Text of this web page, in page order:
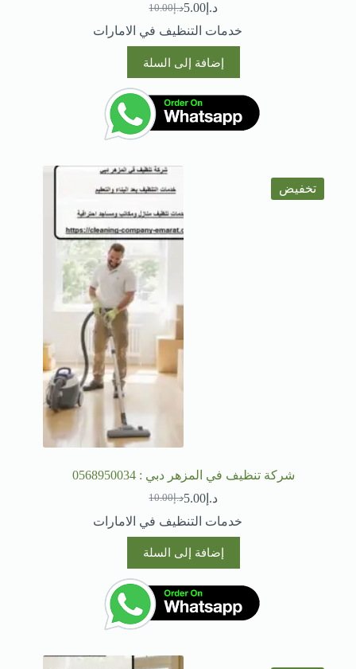
د.إ10.00
السعر
الأصلي
هو:
د.إ 5.00السعر
الحالي
هو:
خدمات التنظيف في الامارات
إضافة إلى السلة
تخفيض
شركة تنظيف في المزهر دبي : 0568950034
د.إ10.00
السعر
الأصلي
هو:
د.إ 5.00السعر
الحالي
هو:
خدمات التنظيف في الامارات
إضافة إلى السلة